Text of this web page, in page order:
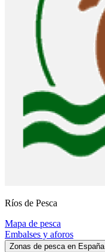
Ríos de Pesca
Mapa de pesca
Embalses y aforos
Zonas de pesca en España